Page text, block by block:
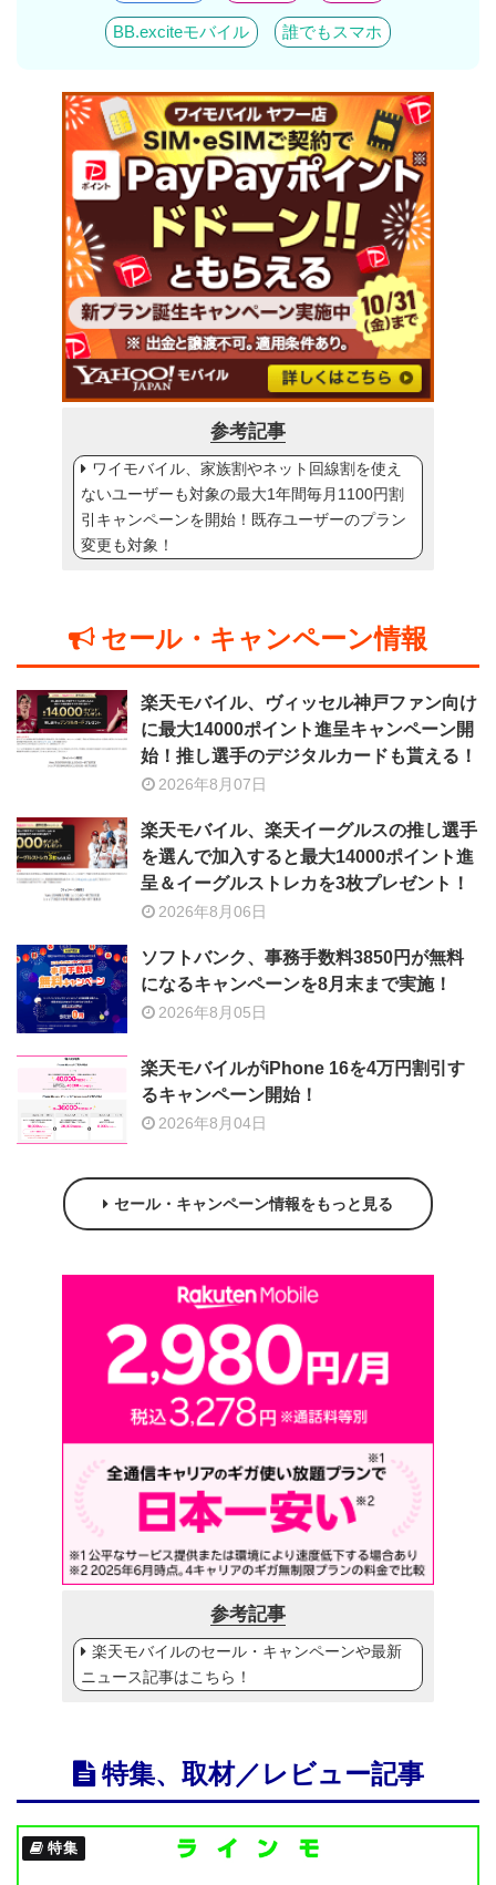
BB.exciteモバイル 誰でもスマホ
参考記事
ワイモバイル、家族割やネット回線割を使え
ないユーザーも対象の最大1年間毎月1100円割
引キャンペーンを開始！既存ユーザーのプラン
変更も対象！
セール・キャンペーン情報
楽天モバイル、ヴィッセル神戸ファン向け
に最大14000ポイント進呈キャンペーン開
始！推し選手のデジタルカードも貰える！
2026年8月07日
楽天モバイル、楽天イーグルスの推し選手
を選んで加入すると最大14000ポイント進
呈＆イーグルストレカを3枚プレゼント！
2026年8月06日
ソフトバンク、事務手数料3850円が無料
になるキャンペーンを8月末まで実施！
2026年8月05日
楽天モバイルがiPhone 16を4万円割引す
るキャンペーン開始！
2026年8月04日
セール・キャンペーン情報をもっと見る
参考記事
楽天モバイルのセール・キャンペーンや最新
ニュース記事はこちら！
特集、取材／レビュー記事
特集